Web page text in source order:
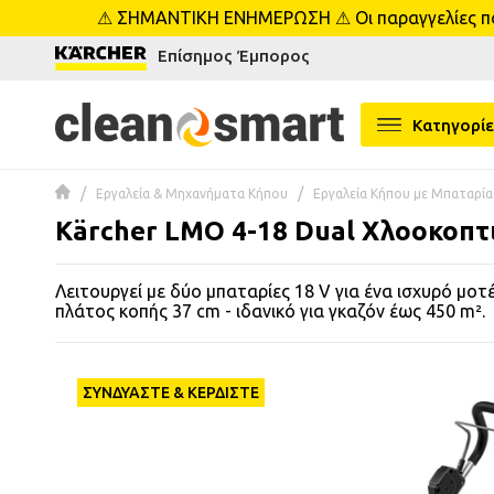
menu
⚠ ΣΗΜΑΝΤΙΚΗ ΕΝΗΜΕΡΩΣΗ ⚠ Οι παραγγελίες
Επίσημος Έμπορος
Εργαλεία & Μηχανήματα Κήπου Εργαλεία Κήπου με Μπαταρία
Kärcher LMO 4-18 Dual
Λειτουργεί με δύο μπαταρίες 18 V για ένα ισχυρό
πλάτος κοπής 37 cm - ιδανικό για γκαζόν έως 450 m².
ΣΥΝΔΥΑΣΤΕ & ΚΕΡΔΙΣΤΕ